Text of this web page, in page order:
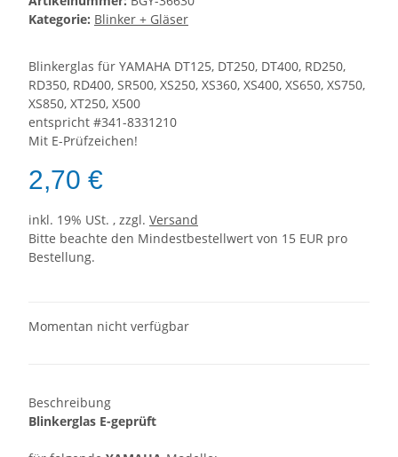
Kategorie: Blinker + Gläser
Blinkerglas für YAMAHA DT125, DT250, DT400, RD250,
RD350, RD400, SR500, XS250, XS360, XS400, XS650, XS750,
XS850, XT250, X500
entspricht #341-8331210
Mit E-Prüfzeichen!
2,70 €
inkl. 19% USt. , zzgl. Versand
Bitte beachte den Mindestbestellwert von 15 EUR pro
Bestellung.
Momentan nicht verfügbar
Beschreibung
Blinkerglas E-geprüft